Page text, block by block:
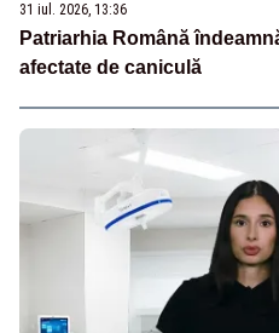
31 iul. 2026, 13:36
Patriarhia Română
afectate de caniculă